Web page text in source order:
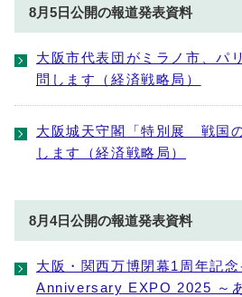
8月5日公開の報道発表資料
大阪市代表団がミラノ市、パ
問します（経済戦略局）
大阪城天守閣「特別展 戦国
します（経済戦略局）
8月4日公開の報道発表資料
大阪・関西万博閉幕1周年記
Anniversary EXPO 2025 ～